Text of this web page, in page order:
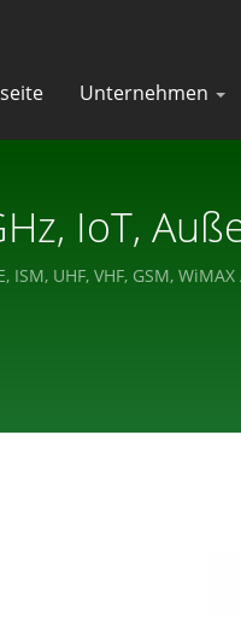
Unternehmen
IoT,
Von
ISM, UHF, VHF, GSM,